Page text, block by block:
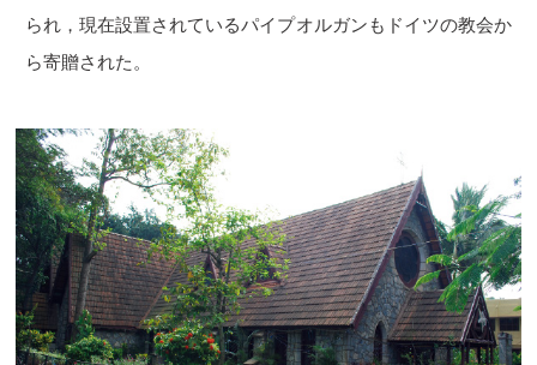
られ，現在設置されているパイプオルガンもドイツの教会か
ら寄贈された。